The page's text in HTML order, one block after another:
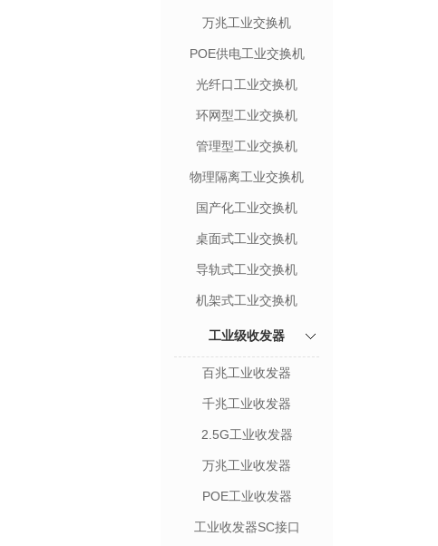
万兆工业交换机
POE供电工业交换机
光纤口工业交换机
环网型工业交换机
管理型工业交换机
物理隔离工业交换机
国产化工业交换机
桌面式工业交换机
导轨式工业交换机
机架式工业交换机
工业级收发器
百兆工业收发器
千兆工业收发器
2.5G工业收发器
万兆工业收发器
POE工业收发器
工业收发器SC接口